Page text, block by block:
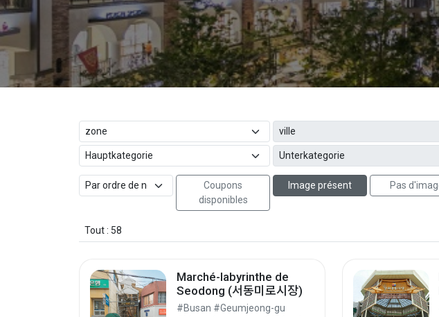
Coupons
disponibles
Image présent Pas
Tout : 58
Marché-labyrinthe de
Seodong (서동미로시장)
#Busan #Geumjeong-gu